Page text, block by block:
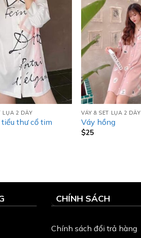
LỤA 2 DÂY
thư cổ tim
VÁY & SET LỤA 2 DÂY
Váy hồng
$25
CHÍNH SÁCH
Chính sách đổi trả hàng